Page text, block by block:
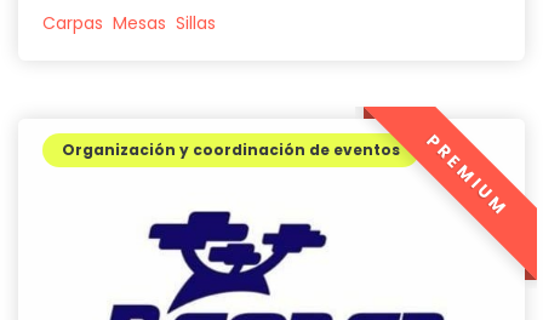
Carpas Mesas Sillas
Organización y coordinación de eventos PREMIUM